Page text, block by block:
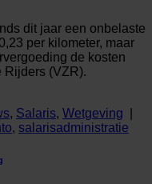
dit jaar een onbelaste
per kilometer, maar
de kosten
Rijders (VZR).
, Salaris, Wetgeving
, salarisadministratie